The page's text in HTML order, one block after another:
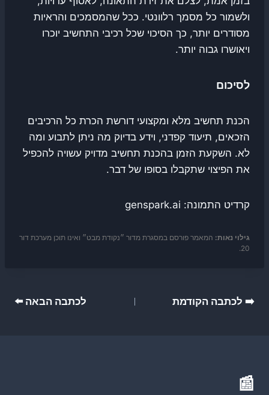
ולשמור כל מסמך רלוונטי. ככל שהמסמכים והראיות
מסודרים יותר, כך הסיכוי שכל רכיבי התחשיב יוכרו
ויאושרו גבוה יותר.
לסיכום
הכנת תחשיב מלא ומקצועי דורשת הכרת כל הרכיבים
הזכאים, תיעוד קפדני, וידע בדיוק מה ניתן לתבוע ומה
לא. השקעת הזמן בהכנת תחשיב מדויק עשויה להכפיל
את הפיצוי שתקבלו בסופו של דבר.
קרדיט התמונה: genspark.ai
גילוי נאות: המאמר פורסם במסגרת מדור ״נקודת מבט״ ואינו תוכן מערכת דור
20.
ניווט
➡️ לכתבה הקודמת לכתבה הבאה ⬅️
📰